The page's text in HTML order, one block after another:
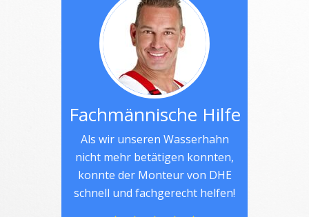
Fachmännische Hilfe
Als wir unseren Wasserhahn
nicht mehr betätigen konnten,
konnte der Monteur von DHE
schnell und fachgerecht helfen!